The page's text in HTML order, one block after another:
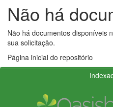
Não há
Não há documentos disponíveis
sua solicitação.
Página inicial do repositório